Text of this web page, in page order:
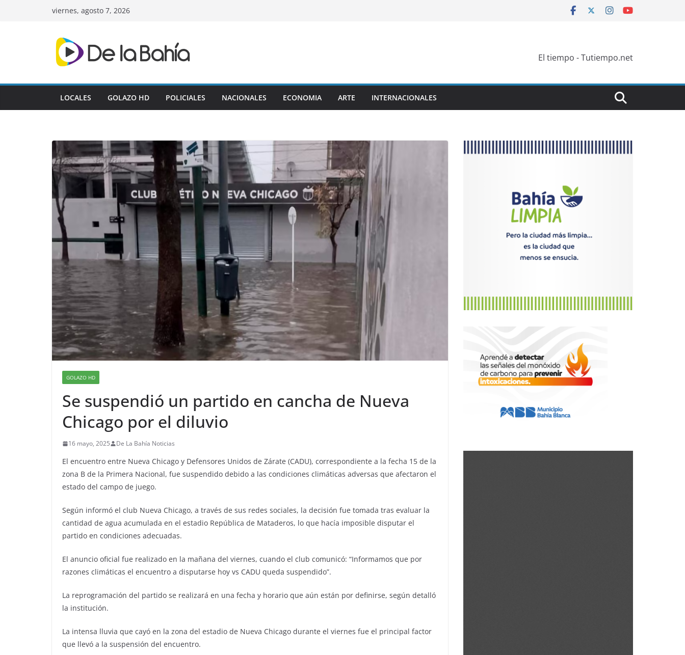
viernes, agosto 7, 2026
El tiempo - Tutiempo.net
LOCALES GOLAZO HD POLICIALES NACIONALES ECONOMIA ARTE INTERNACIONALES
GOLAZO HD
Se suspendió un partido en cancha de Nueva
Chicago por el diluvio
16 mayo, 2025 De La Bahía Noticias
El encuentro entre Nueva Chicago y Defensores Unidos de Zárate (CADU), correspondiente a la fecha 15 de la
zona B de la Primera Nacional, fue suspendido debido a las condiciones climáticas adversas que afectaron el
estado del campo de juego.
Según informó el club Nueva Chicago, a través de sus redes sociales, la decisión fue tomada tras evaluar la
cantidad de agua acumulada en el estadio República de Mataderos, lo que hacía imposible disputar el
partido en condiciones adecuadas.
El anuncio oficial fue realizado en la mañana del viernes, cuando el club comunicó: “Informamos que por
razones climáticas el encuentro a disputarse hoy vs CADU queda suspendido”.
La reprogramación del partido se realizará en una fecha y horario que aún están por definirse, según detalló
la institución.
La intensa lluvia que cayó en la zona del estadio de Nueva Chicago durante el viernes fue el principal factor
que llevó a la suspensión del encuentro.